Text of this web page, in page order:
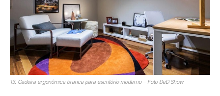
13. Cadeira ergonômica branca para escritório moderno – Foto DeD Show